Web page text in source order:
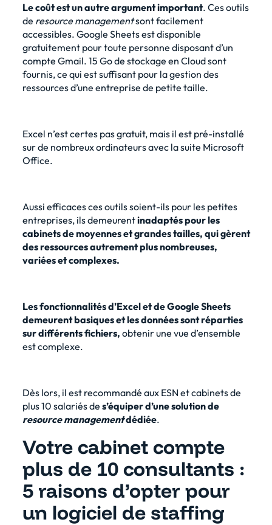
Le coût est un autre argument important. Ces outils
de resource managementsont facilement
accessibles. Google Sheets est disponible
gratuitement pour toute personne disposant d’un
compte Gmail. 15 Go de stockage en Cloud sont
fournis, ce qui est suffisant pour la gestion des
ressources d’une entreprise de petite taille.
Excel n’est certes pas gratuit, mais il est pré-installé
sur de nombreux ordinateurs avec la suite Microsoft
Office.
Aussi efficaces ces outils soient-ils pour les petites
entreprises, ils demeurentinadaptés pour les
cabinets de moyennes et grandes tailles, qui gèrent
des ressources autrement plus nombreuses,
variées et complexes.
Les fonctionnalités d’Excel et de Google Sheets
demeurent basiques et les données sont réparties
sur différents fichiers, obtenir une vue d’ensemble
est complexe.
Dès lors, il est recommandé aux ESN et cabinets de
plus 10 salariés de s’équiper d’une solution de
resource managementdédiée.
Votre cabinet compte
plus de 10 consultants :
5 raisons d’opter pour
un logiciel de staffing